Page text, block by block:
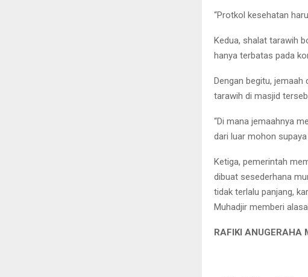
“Protkol kesehatan
Kedua, shalat tarawih
hanya terbatas pada
Dengan begitu,
tarawih di masjid
“Di mana jemaahnya
dari luar mohon
Ketiga, pemerintah
dibuat sesederhana
tidak terlalu panjang,
Muhadjir memberi
RAFIKI ANUGERAHA